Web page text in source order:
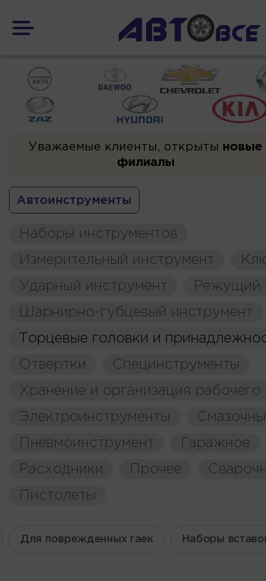
Уважаемые клиенты, открыты новые
филиалы
Автоинструменты
Наборы инструментов
Измерительный инструмент
Ударный инструмент
Режущий
Шарнирно-губцевый инструмент
Торцевые головки и
Отвертки
Специнструменты
Хранение и организация рабочего
Электроинструменты
Пневмоинструмент
Гаражное
Расходники
Прочее
Пистолеты
Для поврежденных гаек Наборы